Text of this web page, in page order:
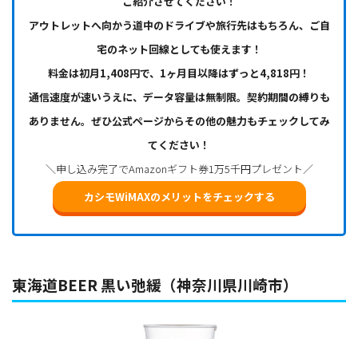
アウトレットへ向かう道中のドライブや旅行先はもちろん、ご自
宅のネット回線としても使えます！
料金は初月1,408円で、1ヶ月目以降はずっと4,818円！
通信速度が速いうえに、データ容量は無制限。契約期間の縛りも
ありません。ぜひ公式ページからその他の魅力もチェックしてみ
てください！
＼申し込み完了でAmazonギフト券1万5千円プレゼント／
カシモWiMAXのメリットをチェックする
東海道BEER 黒い弛緩（神奈川県川崎市）